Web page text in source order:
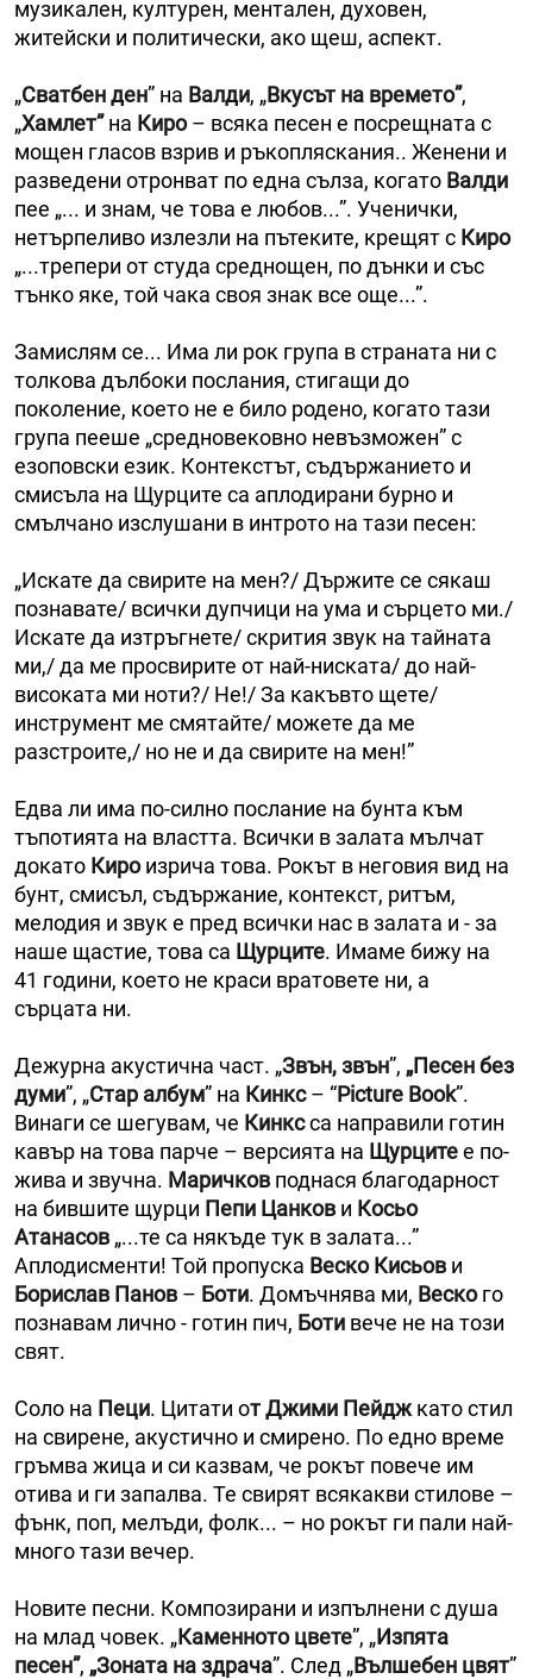
музикален, културен, ментален, духовен,
житейски и политически, ако щеш, аспект.
„Сватбен ден” на Валди, „Вкусът на времето”,
„Хамлет”на Киро– всяка песен е посрещната с
мощен гласов взрив и ръкопляскания.. Женени и
разведени отронват по една сълза, когато Валди
пее „... и знам, че това е любов...”. Ученички,
нетърпеливо излезли на пътеките, крещят с Киро
„...трепери от студа среднощен, по дънки и със
тънко яке, той чака своя знак все още...”.
Замислям се... Има ли рок група в страната ни с
толкова дълбоки послания, стигащи до
поколение, което не е било родено, когато тази
група пееше „средновековно невъзможен” с
езоповски език. Контекстът, съдържанието и
смисъла на Щурците са аплодирани бурно и
смълчано изслушани в интрото на тази песен:
„Искате да свирите на мен?/ Държите се сякаш
познавате/ всички дупчици на ума и сърцето ми./
Искате да изтръгнете/ скрития звук на тайната
ми,/ да ме просвирите от най-ниската/ до най-
високата ми ноти?/ Не!/ За какъвто щете/
инструмент ме смятайте/ можете да ме
разстроите,/ но не и да свирите на мен!”
Едва ли има по-силно послание на бунта към
тъпотията на властта. Всички в залата мълчат
докато Кироизрича това. Рокът в неговия вид на
бунт, смисъл, съдържание, контекст, ритъм,
мелодия и звук е пред всички нас в залата и - за
наше щастие, това са Щурците. Имаме бижу на
41 години, което не краси вратовете ни, а
сърцата ни.
Дежурна акустична част. „Звън, звън”, „Песен без
думи”, „Стар албум” на Кинкс– “Picture Book”.
Винаги се шегувам, че Кинксса направили готин
кавър на това парче – версията на Щурцитее по-
жива и звучна. Маричков поднася благодарност
на бившите щурци Пепи Цанков и Косьо
Атанасов „...те са някъде тук в залата...”
Аплодисменти! Той пропуска Веско Кисьов и
Борислав Панов – Боти. Домъчнява ми, Веского
познавам лично - готин пич, Боти вече не на този
свят.
Соло на Пеци. Цитати от Джими Пейдж като стил
на свирене, акустично и смирено. По едно време
гръмва жица и си казвам, че рокът повече им
отива и ги запалва. Те свирят всякакви стилове –
фънк, поп, мелъди, фолк... – но рокът ги пали най-
много тази вечер.
Новите песни. Композирани и изпълнени с душа
на млад човек. „Каменното цвете”, „Изпята
песен”, „Зоната на здрача”. След „Вълшебен цвят”